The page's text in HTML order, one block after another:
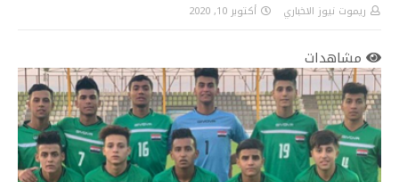
ريموت نيوز الاخباري أكتوبر 10, 2020
مشاهدات